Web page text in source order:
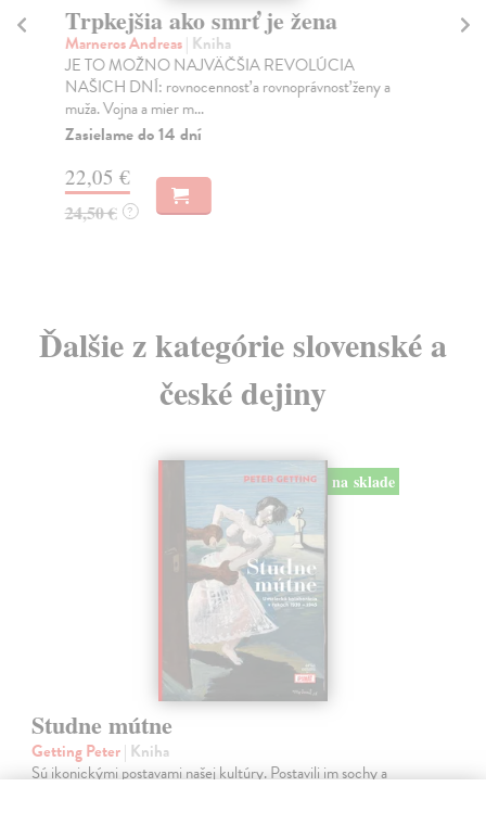
Trpkejšia ako smrť je žena
Marneros Andreas| Kniha
JE TO MOŽNO NAJVÄČŠIA REVOLÚCIA
NAŠICH DNÍ: rovnocennosť a rovnoprávnosť ženy a
muža. Vojna a mier m...
Zasielame do 14 dní
22,05 €
24,50 € ?
Ďalšie z kategórie slovenské a
české dejiny
na sklade
Studne mútne
Getting Peter| Kniha
Sú ikonickými postavami našej kultúry. Postavili im sochy a